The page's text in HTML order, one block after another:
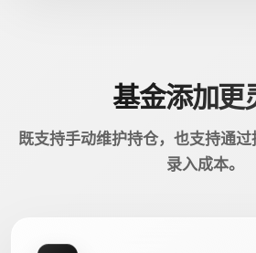
基金添加更
既支持手动维护持仓，也支持通
录入成本。